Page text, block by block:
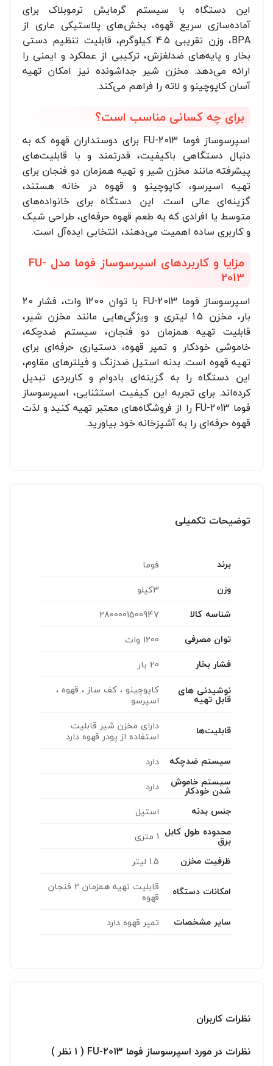
این دستگاه با سیستم گرمایش ترموبلاک برای
آماده‌سازی سریع قهوه، بخش‌های پلاستیکی عاری از
BPA، وزن تقریبی 4.5 کیلوگرم، قابلیت تنظیم دستی
بخار و پایه‌های ضدلغزش، ترکیبی از عملکرد و ایمنی را
ارائه می‌دهد. مخزن شیر جداشونده نیز امکان تهیه
آسان کاپوچینو و لاته را فراهم می‌کند.
برای چه کسانی مناسب است؟
اسپرسوساز فوما FU-2013 برای دوستداران قهوه که به
دنبال دستگاهی باکیفیت، قدرتمند و با قابلیت‌های
پیشرفته مانند مخزن شیر و تهیه همزمان دو فنجان برای
تهیه اسپرسو، کاپوچینو و قهوه در خانه هستند،
گزینه‌ای عالی است. این دستگاه برای خانواده‌های
متوسط یا افرادی که به طعم قهوه حرفه‌ای، طراحی شیک
و کاربری ساده اهمیت می‌دهند، انتخابی ایده‌آل است.
مزایا و کاربردهای اسپرسوساز فوما مدل FU-
2013
اسپرسوساز فوما FU-2013 با توان 1200 وات، فشار 20
بار، مخزن 1.5 لیتری و ویژگی‌هایی مانند مخزن شیر،
قابلیت تهیه همزمان دو فنجان، سیستم ضدچکه،
خاموشی خودکار و تمپر قهوه، دستیاری حرفه‌ای برای
تهیه قهوه است. بدنه استیل ضدزنگ و فیلترهای مقاوم،
این دستگاه را به گزینه‌ای بادوام و کاربردی تبدیل
کرده‌اند. برای تجربه این کیفیت استثنایی، اسپرسوساز
فوما FU-2013 را از فروشگاه‌های معتبر تهیه کنید و لذت
قهوه حرفه‌ای را به آشپزخانه خود بیاورید.
توضیحات تکمیلی
برند
فوما
وزن
3کیلو
شناسه کالا
2800001500947
توان مصرفی
1200 وات
فشار بخار
20 بار
نوشیدنی های
قابل تهیه
کاپوچینو ، کف ساز ، قهوه ،
اسپرسو
قابلیت‌ها
دارای مخزن شیر قابلیت
استفاده از پودر قهوه دارد
سیستم ضدچکه
دارد
سیستم خاموش
شدن خودکار
دارد
جنس بدنه
استیل
محدوده طول کابل
برق
1 متری
ظرفیت مخزن
1.5 لیتر
امکانات دستگاه
قابلیت تهیه همزمان 2 فنجان
قهوه
سایر مشخصات
تمپر قهوه دارد
نظرات کاربران
نظرات در مورد اسپرسوساز فوما 2013-FU ( 1 نظر )